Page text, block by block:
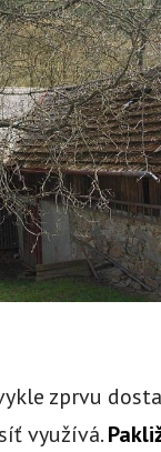
zprvu
využívá.